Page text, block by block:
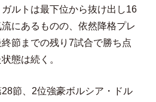
ルトは最下位から抜け出し16
にあるものの、依然降格プレ
節までの残り7試合で勝ち点
態は続く。
節、2位強豪ボルシア・ドル